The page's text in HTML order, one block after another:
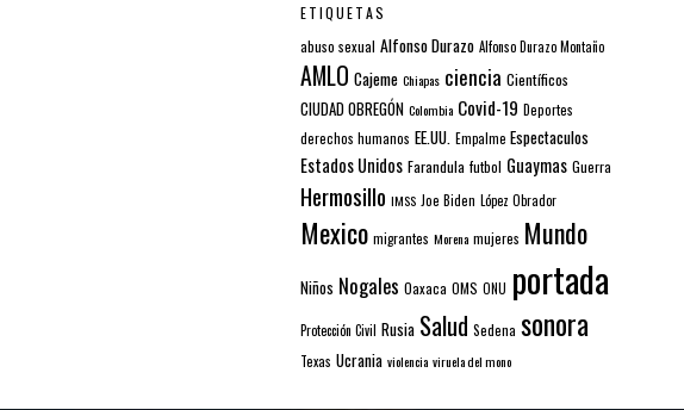
ETIQUETAS
abuso sexual Alfonso Durazo Alfonso Durazo Montaño
AMLO Cajeme Chiapas ciencia Científicos
CIUDAD OBREGÓN Colombia Covid-19 Deportes
derechos humanos EE.UU. Empalme Espectaculos
Estados Unidos Farandula futbol Guaymas Guerra
Hermosillo IMSS Joe Biden López Obrador
Mexico migrantes Morena mujeres Mundo
Niños Nogales Oaxaca OMS ONU portada
Protección Civil Rusia Salud Sedena sonora
Texas Ucrania violencia viruela del mono